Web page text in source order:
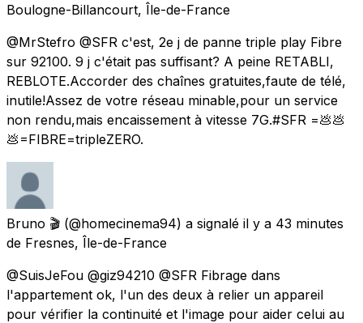
Boulogne-Billancourt, Île-de-France
@MrStefro @SFR c'est, 2e j de panne triple play Fibre
sur 92100. 9 j c'était pas suffisant? A peine RETABLI,
REBLOTE.Accorder des chaînes gratuites,faute de télé,
inutile!Assez de votre réseau minable,pour un service
non rendu,mais encaissement à vitesse 7G.#SFR =💩💩
💩=FIBRE=tripleZERO.
Bruno 🎬 (@homecinema94) a signalé il y a 43 minutes
de Fresnes, Île-de-France
@SuisJeFou @giz94210 @SFR Fibrage dans
l'appartement ok, l'un des deux à relier un appareil
pour vérifier la continuité et l'image pour aider celui au